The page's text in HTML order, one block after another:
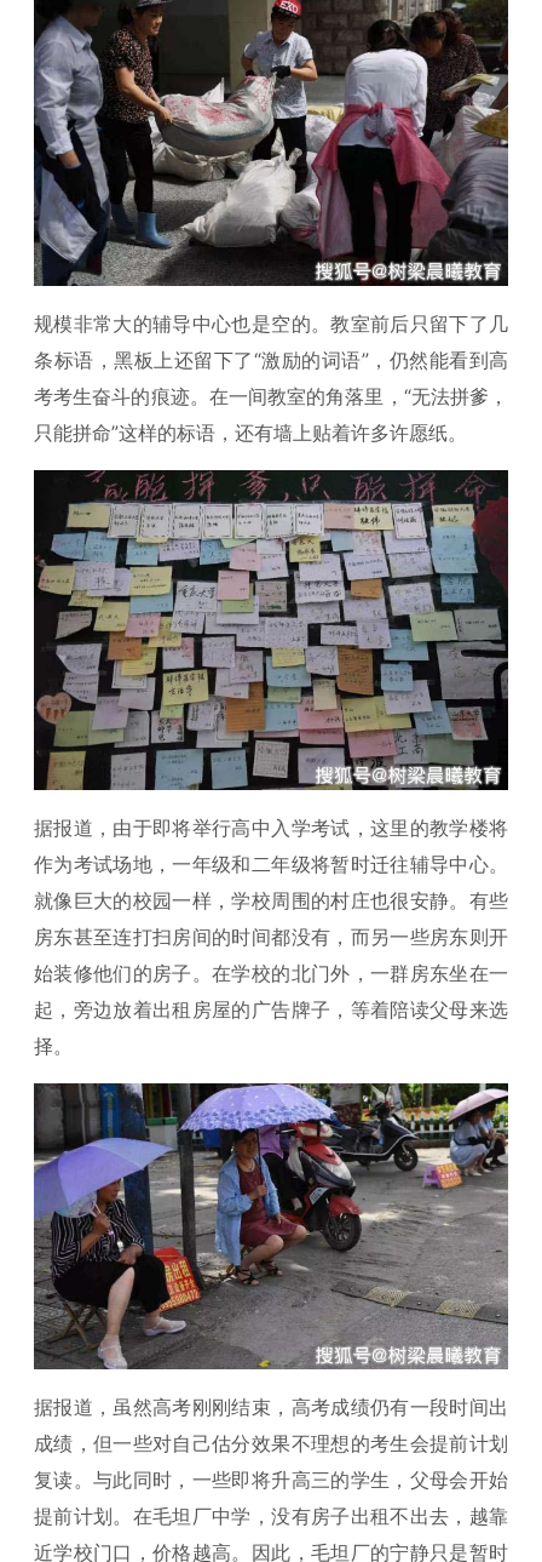
规模非常大的辅导中心也是空的。教室前后只留下了几
条标语，黑板上还留下了“激励的词语”，仍然能看到高
考考生奋斗的痕迹。在一间教室的角落里，“无法拼爹，
只能拼命”这样的标语，还有墙上贴着许多许愿纸。
据报道，由于即将举行高中入学考试，这里的教学楼将
作为考试场地，一年级和二年级将暂时迁往辅导中心。
就像巨大的校园一样，学校周围的村庄也很安静。有些
房东甚至连打扫房间的时间都没有，而另一些房东则开
始装修他们的房子。在学校的北门外，一群房东坐在一
起，旁边放着出租房屋的广告牌子，等着陪读父母来选
择。
据报道，虽然高考刚刚结束，高考成绩仍有一段时间出
成绩，但一些对自己估分效果不理想的考生会提前计划
复读。与此同时，一些即将升高三的学生，父母会开始
提前计划。在毛坦厂中学，没有房子出租不出去，越靠
近学校门口，价格越高。因此，毛坦厂的宁静只是暂时